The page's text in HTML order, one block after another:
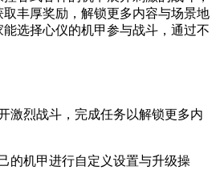
丰厚奖励，解锁更多内容与场景地
选择心仪的机甲参与战斗，通过不
激烈战斗，完成任务以解锁更多内
的机甲进行自定义设置与升级操